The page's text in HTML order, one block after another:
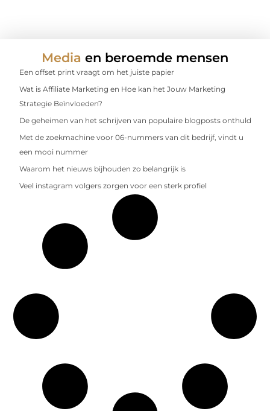
Media en beroemde mensen
Een offset print vraagt om het juiste papier
Wat is Affiliate Marketing en Hoe kan het Jouw Marketing
Strategie Beïnvloeden?
De geheimen van het schrijven van populaire blogposts onthuld
Met de zoekmachine voor 06-nummers van dit bedrijf, vindt u
een mooi nummer
Waarom het nieuws bijhouden zo belangrijk is
Veel instagram volgers zorgen voor een sterk profiel